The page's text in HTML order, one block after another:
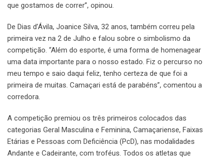
que gostamos de correr”, opinou.
De Dias d’Ávila, Joanice Silva, 32 anos, também correu pela
primeira vez na 2 de Julho e falou sobre o simbolismo da
competição. “Além do esporte, é uma forma de homenagear
uma data importante para o nosso estado. Fiz o percurso no
meu tempo e saio daqui feliz, tenho certeza de que foi a
primeira de muitas. Camaçari está de parabéns”, comentou a
corredora.
A competição premiou os três primeiros colocados das
categorias Geral Masculina e Feminina, Camaçariense, Faixas
Etárias e Pessoas com Deficiência (PcD), nas modalidades
Andante e Cadeirante, com troféus. Todos os atletas que